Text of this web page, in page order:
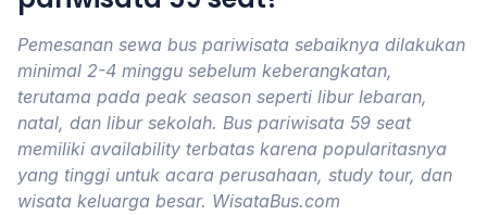
Pemesanan sewa bus pariwisata sebaiknya dilakukan
minimal 2-4 minggu sebelum keberangkatan,
terutama pada peak season seperti libur lebaran,
natal, dan libur sekolah. Bus pariwisata 59 seat
memiliki availability terbatas karena popularitasnya
yang tinggi untuk acara perusahaan, study tour, dan
wisata keluarga besar. WisataBus.com